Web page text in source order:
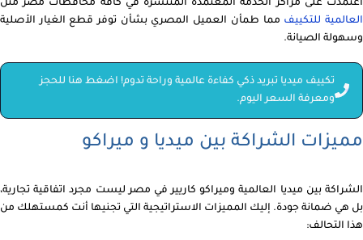
اعتمدت على مراكز الخدمة المعتمدة المنتشرة في كافة محافظات مصر مثل
العالمية للتكييف مما طمأن العميل المصري بشأن توفر قطع الغيار الأصلية
وسهولة الصيانة.
تكييف ميديا تبريد ذكي كفاءة عالمية وراحة تدوم! اضغط هنا للحجز
ومعرفة السعر اليوم.
مميزات الشراكة بين ميديا و ميراكو
الشراكة بين ميديا العالمية وميراكو كاريير في مصر ليست مجرد اتفاقية تجارية،
بل هي ضمانة جودة. إليك المميزات الاستراتيجية التي تجنيها أنت كمستهلك من
هذا التحالف: